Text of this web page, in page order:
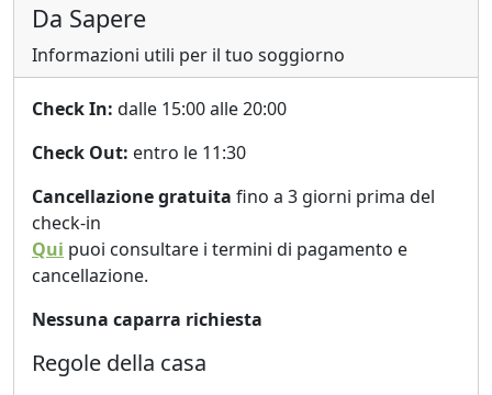
Da Sapere
Informazioni utili per il tuo soggiorno
Check In: dalle 15:00 alle 20:00
Check Out: entro le 11:30
Cancellazione gratuita fino a 3 giorni prima del
check-in
Qui puoi consultare i termini di pagamento e
cancellazione.
Nessuna caparra richiesta
Regole della casa